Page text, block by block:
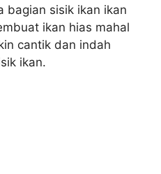
bagian sisik ikan ikan
ikan hias mahal
cantik dan indah
ikan.